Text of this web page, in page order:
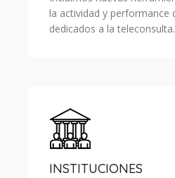
la actividad y performance
dedicados a la teleconsulta.
INSTITUCIONES